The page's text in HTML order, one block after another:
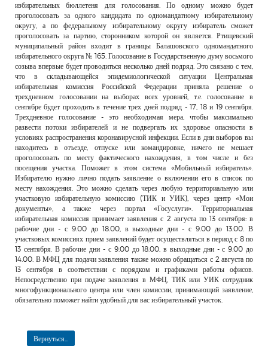
избирательных бюллетеня для голосования. По одному можно будет
проголосовать за одного кандидата по одномандатному избирательному
округу, а по федеральному избирательному округу избиратель сможет
проголосовать за партию, сторонником которой он является. Ртищевский
муниципальный район входит в границы Балашовского одномандатного
избирательного округа № 165. Голосование в Государственную думу восьмого
созыва впервые будет проводиться несколько дней подряд. Это связано с тем,
что в складывающейся эпидемиологической ситуации Центральная
избирательная комиссия Российской Федерации приняла решение о
трехдневном голосовании на выборах всех уровней, т.е. голосование в
сентябре будет проходить в течение трех дней подряд - 17, 18 и 19 сентября.
Трехдневное голосование - это необходимая мера, чтобы максимально
развести потоки избирателей и не подвергать их здоровье опасности в
условиях распространения коронавирусной инфекции. Если в дни выборов вы
находитесь в отъезде, отпуске или командировке, ничего не мешает
проголосовать по месту фактического нахождения, в том числе и без
посещения участка. Поможет в этом система «Мобильный избиратель».
Избирателю нужно лично подать заявление о включении его в список по
месту нахождения. Это можно сделать через любую территориальную или
участковую избирательную комиссию (ТИК и УИК), через центр «Мои
документы», а также через портал «Госуслуги». Территориальная
избирательная комиссия принимает заявления с 2 августа по 13 сентября: в
рабочие дни - с 9.00 до 18.00, в выходные дни - с 9.00 до 13.00. В
участковых комиссиях прием заявлений будет осуществляться в период с 8 по
13 сентября. В рабочие дни - с 9.00 до 18.00, в выходные дни - с 9.00 до
14.00. В МФЦ для подачи заявления также можно обращаться с 2 августа по
13 сентября в соответствии с порядком и графиками работы офисов.
Непосредственно при подаче заявления в МФЦ, ТИК или УИК сотрудник
многофункционального центра или член комиссии, принимающий заявление,
обязательно поможет найти удобный для вас избирательный участок.
Вернуться...